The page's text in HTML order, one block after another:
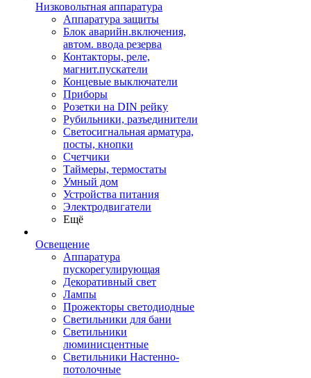
Низковольтная аппаратура
Аппаратура защиты
Блок аварийн.включения,
автом. ввода резерва
Контакторы, реле,
магнит.пускатели
Концевые выключатели
Приборы
Розетки на DIN рейку
Рубильники, разъединители
Светосигнальная арматура,
посты, кнопки
Счетчики
Таймеры, термостаты
Умный дом
Устройства питания
Электродвигатели
Ещё
Освещение
Аппаратура
пускорегулирующая
Декоративный свет
Лампы
Прожекторы светодиодные
Светильники для бани
Светильники
люминисцентные
Светильники Настенно-
потолочные